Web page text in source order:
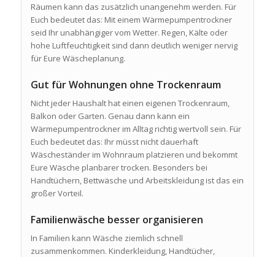
Räumen kann das zusätzlich unangenehm werden. Für
Euch bedeutet das: Mit einem Wärmepumpentrockner
seid Ihr unabhängiger vom Wetter. Regen, Kälte oder
hohe Luftfeuchtigkeit sind dann deutlich weniger nervig
für Eure Wäscheplanung.
Gut für Wohnungen ohne Trockenraum
Nicht jeder Haushalt hat einen eigenen Trockenraum,
Balkon oder Garten. Genau dann kann ein
Wärmepumpentrockner im Alltag richtig wertvoll sein. Für
Euch bedeutet das: Ihr müsst nicht dauerhaft
Wäscheständer im Wohnraum platzieren und bekommt
Eure Wäsche planbarer trocken. Besonders bei
Handtüchern, Bettwäsche und Arbeitskleidung ist das ein
großer Vorteil.
Familienwäsche besser organisieren
In Familien kann Wäsche ziemlich schnell
zusammenkommen. Kinderkleidung, Handtücher,